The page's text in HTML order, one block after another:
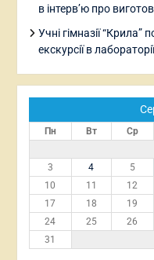
в інтерв’ю про
Учні гімназії “Крила”
екскурсії в
Пн Вт Ср
3
4 5
10
11 12
17
18 19
24
25 26
31